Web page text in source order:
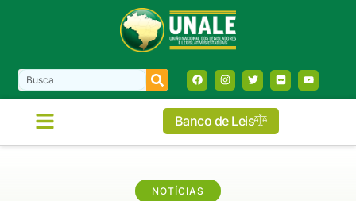
Banco de Leis
NOTÍCIAS